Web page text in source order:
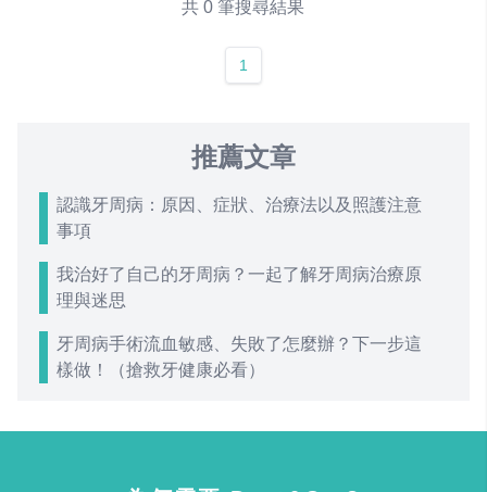
共 0 筆搜尋結果
1
推薦文章
認識牙周病：原因、症狀、治療法以及照護注意
事項
我治好了自己的牙周病？一起了解牙周病治療原
理與迷思
牙周病手術流血敏感、失敗了怎麼辦？下一步這
樣做！（搶救牙健康必看）